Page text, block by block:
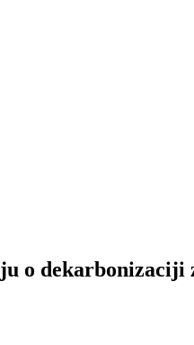
o dekarbonizaciji